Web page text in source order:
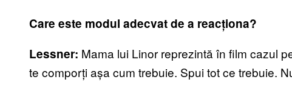
Care este modul adecvat de a reacționa?
Lessner: Mama lui Linor reprezintă în film cazul
te comporți așa cum trebuie. Spui tot ce trebuie.